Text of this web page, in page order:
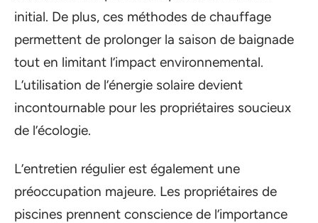
initial. De plus, ces méthodes de chauffage
permettent de prolonger la saison de baignade
tout en limitant l’impact environnemental.
L’utilisation de l’énergie solaire devient
incontournable pour les propriétaires soucieux
de l’écologie.
L’entretien régulier est également une
préoccupation majeure. Les propriétaires de
piscines prennent conscience de l’importance